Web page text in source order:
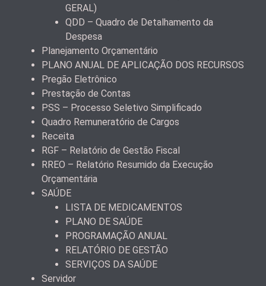
GERAL)
QDD – Quadro de Detalhamento da
Despesa
Planejamento Orçamentário
PLANO ANUAL DE APLICAÇÃO DOS RECURSOS
Pregão Eletrônico
Prestação de Contas
PSS – Processo Seletivo Simplificado
Quadro Remuneratório de Cargos
Receita
RGF – Relatório de Gestão Fiscal
RREO – Relatório Resumido da Execução
Orçamentária
SAÚDE
LISTA DE MEDICAMENTOS
PLANO DE SAÚDE
PROGRAMAÇÃO ANUAL
RELATÓRIO DE GESTÃO
SERVIÇOS DA SAÚDE
Servidor